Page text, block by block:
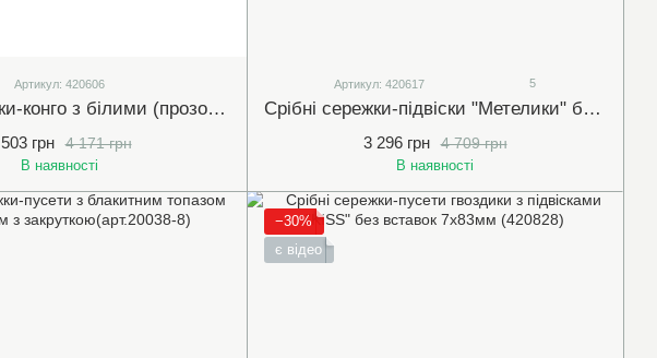
Артикул: 420606
Срібні сережки-конго з білими (прозорими) фіанітами 5х11мм (420606)
4 171 грн
грн
В наявності
Артикул: 420617 5
Срібні сережки-підвіски "Метелики" без вставки 9х90мм (420617)
4 709 грн
3 296 грн
В наявності
−30%
є відео